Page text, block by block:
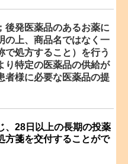
後発医薬品のあるお薬に
の上、商品名ではなく一
で処方すること）を行う
り特定の医薬品の供給が
者様に必要な医薬品の提
、28日以上の長期の投薬
方箋を交付することがで